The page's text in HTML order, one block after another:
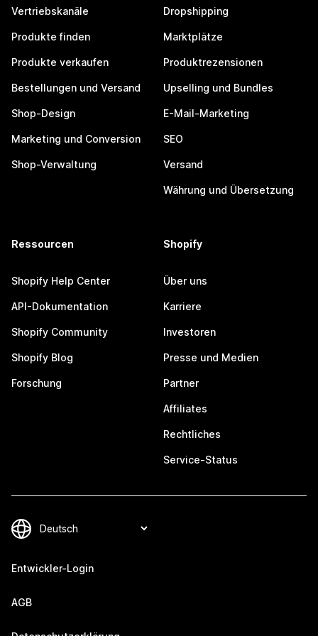
Vertriebskanäle
Produkte finden
Produkte verkaufen
Bestellungen und Versand
Shop-Design
Marketing und Conversion
Shop-Verwaltung
Dropshipping
Marktplätze
Produktrezensionen
Upselling und Bundles
E-Mail-Marketing
SEO
Versand
Währung und Übersetzung
Ressourcen
Shopify Help Center
API-Dokumentation
Shopify Community
Shopify Blog
Forschung
Shopify
Über uns
Karriere
Investoren
Presse und Medien
Partner
Affiliates
Rechtliches
Service-Status
Entwickler-Login
AGB